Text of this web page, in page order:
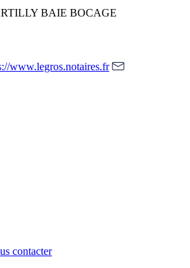
BAIE BOCAGE
www.legros.notaires.fr
contacter